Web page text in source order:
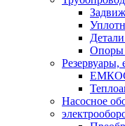
Опоры
Резервуары,
Насосное